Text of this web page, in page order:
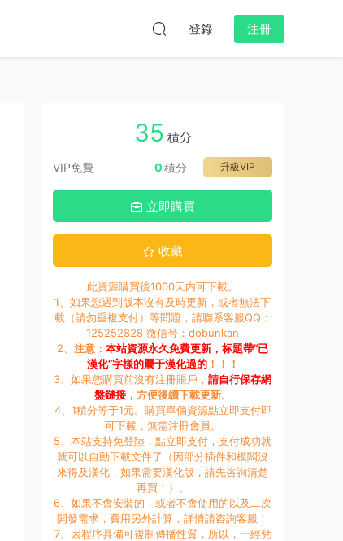
登錄 注冊
35 積分
VIP免費 升級VIP
0積分
立即購買
收藏
此資源購買後1000天内可下載。
1、如果您遇到版本沒有及時更新，或者無法下
載（請勿重複支付）等問題，請聯系客服QQ：
125252828 微信号：dobunkan
2、 注意： 本站資源永久免費更新，标題帶“已
漢化”字樣的屬于漢化過的！！！
3、如果您購買前沒有注冊賬戶， 請自行保存網
盤鏈接，方便後續下載更新。
4、1積分等于1元。購買單個資源點立即支付即
可下載，無需注冊會員。
5、本站支持免登陸，點立即支付，支付成功就
就可以自動下載文件了（因部分插件和模闆沒
來得及漢化，如果需要漢化版，請先咨詢清楚
再買！）。
6、如果不會安裝的，或者不會使用的以及二次
開發需求，費用另外計算，詳情請咨詢客服！
7、因程序具備可複制傳播性質，所以，一經兌